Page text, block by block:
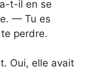
t-il en se
— Tu es
perdre.
Oui, elle avait